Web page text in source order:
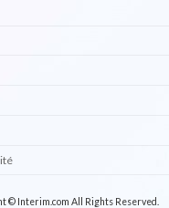
© Interim.com All Rights Reserved.